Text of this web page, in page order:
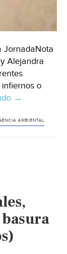
JornadaNota
Alejandra
o
El
en
tóxicas
identificadas
→
AMBIENTAL